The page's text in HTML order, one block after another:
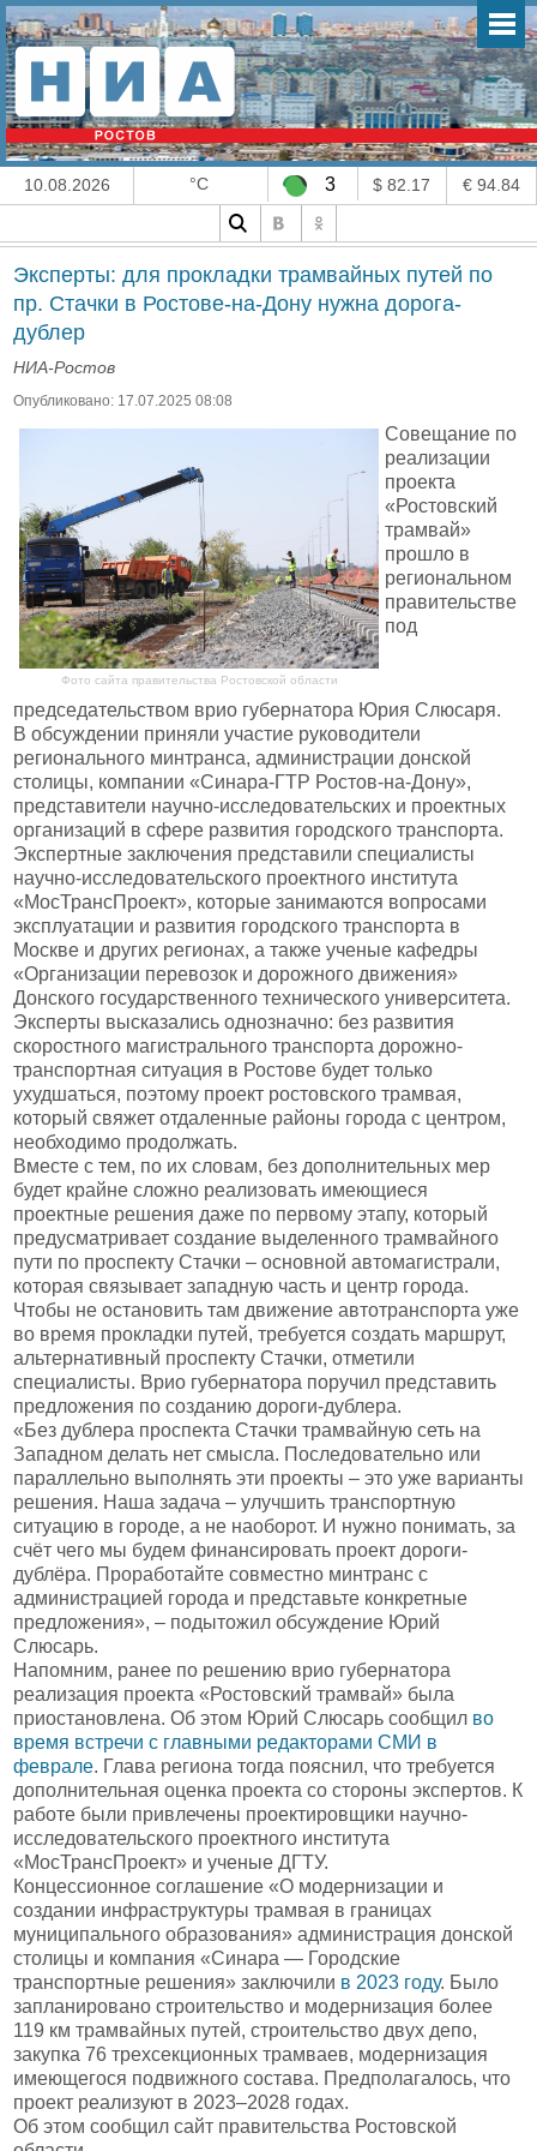
10.08.2026 °C 3 $ 82.17 € 94.84
Эксперты: для прокладки трамвайных путей по
пр. Стачки в Ростове-на-Дону нужна дорога-
дублер
НИА-Ростов
Опубликовано: 17.07.2025 08:08
Фото сайта правительства Ростовской области
Совещание по
реализации
проекта
«Ростовский
трамвай»
прошло в
региональном
правительстве
под
председательством врио губернатора Юрия Слюсаря.
В обсуждении приняли участие руководители
регионального минтранса, администрации донской
столицы, компании «Синара-ГТР Ростов-на-Дону»,
представители научно-исследовательских и проектных
организаций в сфере развития городского транспорта.
Экспертные заключения представили специалисты
научно-исследовательского проектного института
«МосТрансПроект», которые занимаются вопросами
эксплуатации и развития городского транспорта в
Москве и других регионах, а также ученые кафедры
«Организации перевозок и дорожного движения»
Донского государственного технического университета.
Эксперты высказались однозначно: без развития
скоростного магистрального транспорта дорожно-
транспортная ситуация в Ростове будет только
ухудшаться, поэтому проект ростовского трамвая,
который свяжет отдаленные районы города с центром,
необходимо продолжать.
Вместе с тем, по их словам, без дополнительных мер
будет крайне сложно реализовать имеющиеся
проектные решения даже по первому этапу, который
предусматривает создание выделенного трамвайного
пути по проспекту Стачки – основной автомагистрали,
которая связывает западную часть и центр города.
Чтобы не остановить там движение автотранспорта уже
во время прокладки путей, требуется создать маршрут,
альтернативный проспекту Стачки, отметили
специалисты. Врио губернатора поручил представить
предложения по созданию дороги-дублера.
«Без дублера проспекта Стачки трамвайную сеть на
Западном делать нет смысла. Последовательно или
параллельно выполнять эти проекты – это уже варианты
решения. Наша задача – улучшить транспортную
ситуацию в городе, а не наоборот. И нужно понимать, за
счёт чего мы будем финансировать проект дороги-
дублёра. Проработайте совместно минтранс с
администрацией города и представьте конкретные
предложения», – подытожил обсуждение Юрий
Слюсарь.
Напомним, ранее по решению врио губернатора
реализация проекта «Ростовский трамвай» была
приостановлена. Об этом Юрий Слюсарь сообщил во
время встречи с главными редакторами СМИ в
феврале. Глава региона тогда пояснил, что требуется
дополнительная оценка проекта со стороны экспертов. К
работе были привлечены проектировщики научно-
исследовательского проектного института
«МосТрансПроект» и ученые ДГТУ.
Концессионное соглашение «О модернизации и
создании инфраструктуры трамвая в границах
муниципального образования» администрация донской
столицы и компания «Синара — Городские
транспортные решения» заключили в 2023 году. Было
запланировано строительство и модернизация более
119 км трамвайных путей, строительство двух депо,
закупка 76 трехсекционных трамваев, модернизация
имеющегося подвижного состава. Предполагалось, что
проект реализуют в 2023–2028 годах.
Об этом сообщил сайт правительства Ростовской